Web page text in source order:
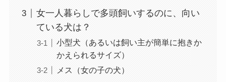
女一人暮らしで多頭飼いするのに、向い
ている犬は？
小型犬（あるいは飼い主が簡単に抱きか
かえられるサイズ）
メス（女の子の犬）